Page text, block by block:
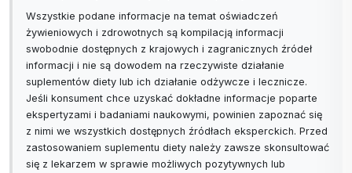
Wszystkie podane informacje na temat oświadczeń
żywieniowych i zdrowotnych są kompilacją informacji
swobodnie dostępnych z krajowych i zagranicznych źródeł
informacji i nie są dowodem na rzeczywiste działanie
suplementów diety lub ich działanie odżywcze i lecznicze.
Jeśli konsument chce uzyskać dokładne informacje poparte
ekspertyzami i badaniami naukowymi, powinien zapoznać się
z nimi we wszystkich dostępnych źródłach eksperckich. Przed
zastosowaniem suplementu diety należy zawsze skonsultować
się z lekarzem w sprawie możliwych pozytywnych lub